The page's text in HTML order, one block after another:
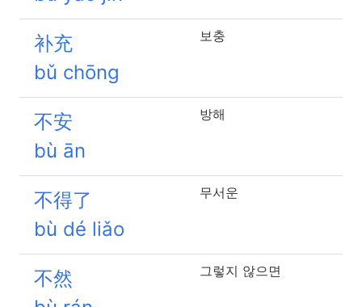
补充
bǔ chōng
보충
不安
bù ān
방해
不得了
bù dé liǎo
무서운
不然
그렇지 않으면